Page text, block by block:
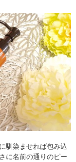
馴染ませれば包み込
に名前の通りのピー